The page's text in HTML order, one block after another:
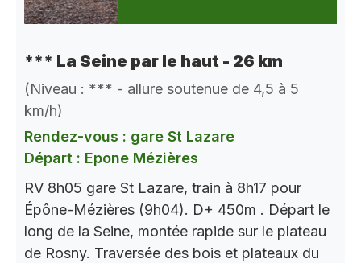
*** La Seine par le haut - 26 km
(Niveau : *** - allure soutenue de 4,5 à 5
km/h)
Rendez-vous : gare St Lazare
Départ : Epone Mézières
RV 8h05 gare St Lazare, train à 8h17 pour
Épône-Mézières (9h04). D+ 450m . Départ le
long de la Seine, montée rapide sur le plateau
de Rosny. Traversée des bois et plateaux du